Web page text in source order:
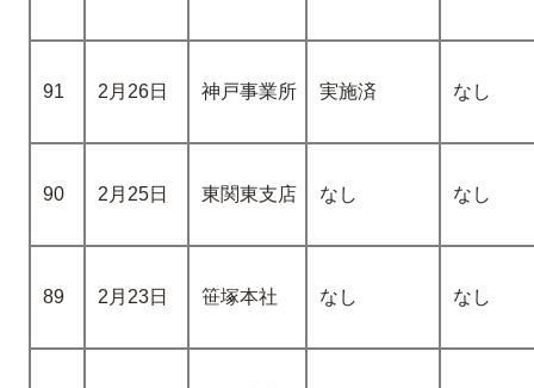
91 2月26日 神戸事業所 実施済 なし
90 2月25日 東関東支店 なし なし
89 2月23日 笹塚本社 なし なし